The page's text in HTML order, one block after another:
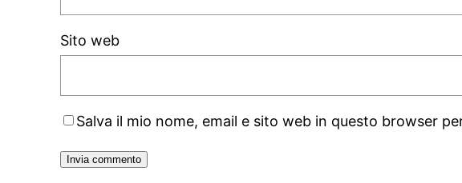
Sito web
Salva il mio nome, email e sito web in questo browser